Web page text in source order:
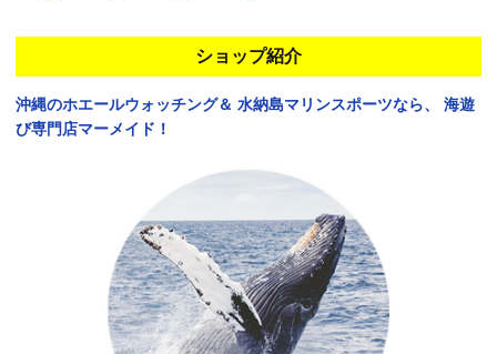
ショップ紹介
沖縄のホエールウォッチング＆ 水納島マリンスポーツなら、
海遊
び専門店マーメイド！